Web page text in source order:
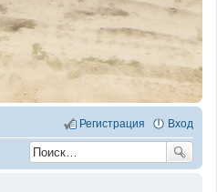
Вход
Регистрация